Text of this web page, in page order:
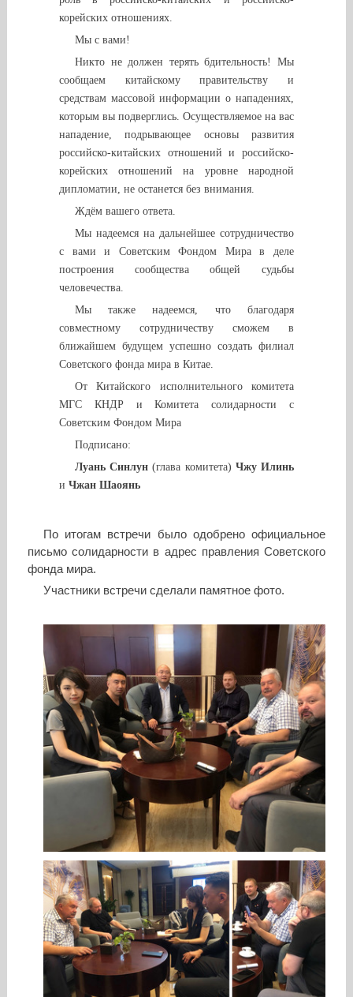
корейских отношениях.
Мы с вами!
Никто не должен терять бдительность! Мы
сообщаем китайскому правительству и
средствам массовой информации о нападениях,
которым вы подверглись. Осуществляемое на вас
нападение, подрывающее основы развития
российско-китайских отношений и российско-
корейских отношений на уровне народной
дипломатии, не останется без внимания.
Ждём вашего ответа.
Мы надеемся на дальнейшее сотрудничество
с вами и Советским Фондом Мира в деле
построения сообщества общей судьбы
человечества.
Мы также надеемся, что благодаря
совместному сотрудничеству сможем в
ближайшем будущем успешно создать филиал
Советского фонда мира в Китае.
От Китайского исполнительного комитета
МГС КНДР и Комитета солидарности с
Советским Фондом Мира
Подписано:
Луань Синлун (глава комитета) Чжу Илинь
и Чжан Шаоянь
По итогам встречи было одобрено официальное
письмо солидарности в адрес правления Советского
фонда мира.
Участники встречи сделали памятное фото.